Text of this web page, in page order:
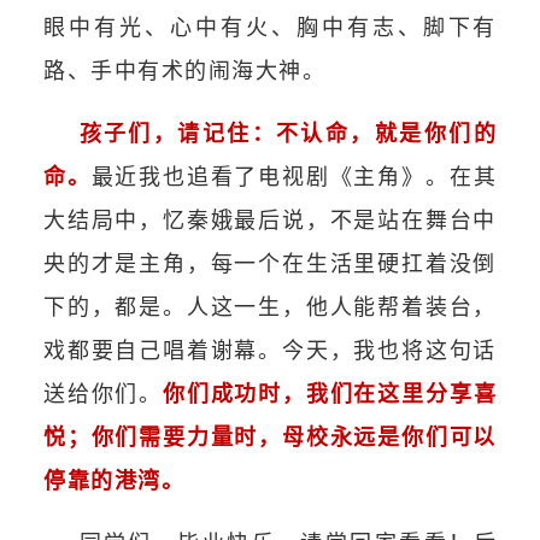
眼中有光、心中有火、胸中有志、脚下有
路、手中有术的闹海大神。
孩子们，请记住：不认命，就是你们的
命。 最近我也追看了电视剧《主角》。在其
大结局中，忆秦娥最后说，不是站在舞台中
央的才是主角，每一个在生活里硬扛着没倒
下的，都是。人这一生，他人能帮着装台，
戏都要自己唱着谢幕。今天，我也将这句话
送给你们。你们成功时，我们在这里分享喜
悦；你们需要力量时，母校永远是你们可以
停靠的港湾。